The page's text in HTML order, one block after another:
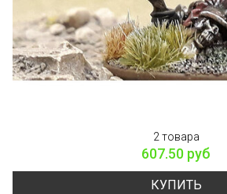
2 товара
607.50 руб
КУПИТЬ